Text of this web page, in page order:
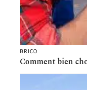
BRICO
Comment bien